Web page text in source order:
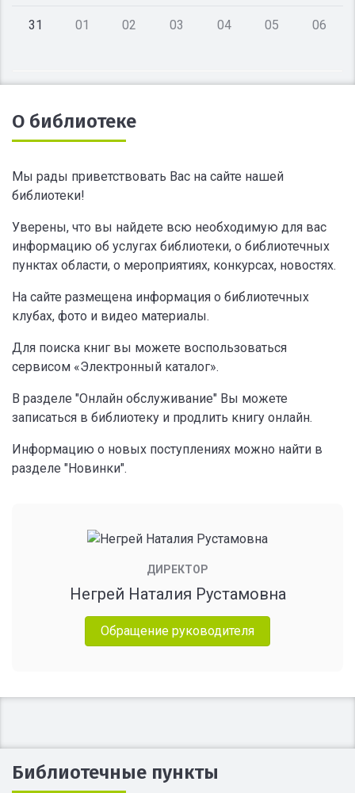
31 01 02 03 04 05 06
О библиотеке
Мы рады приветствовать Вас на сайте нашей
библиотеки!
Уверены, что вы найдете всю необходимую для вас
информацию об услугах библиотеки, о библиотечных
пунктах области, о мероприятиях, конкурсах, новостях.
На сайте размещена информация о библиотечных
клубах, фото и видео материалы.
Для поиска книг вы можете воспользоваться
сервисом «Электронный каталог».
В разделе "Онлайн обслуживание" Вы можете
записаться в библиотеку и продлить книгу онлайн.
Информацию о новых поступлениях можно найти в
разделе "Новинки".
ДИРЕКТОР
Негрей Наталия Рустамовна
Обращение руководителя
Библиотечные пункты